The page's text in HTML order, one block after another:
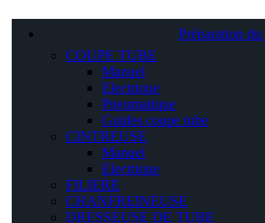
Préparation du
COUPE TUBE
Manuel
Electrique
Pneumatique
Guides coupe tube
CINTREUSE
Manuel
Electrique
FILIERE
CHANFREINEUSE
DRESSEUSE DE TUBE